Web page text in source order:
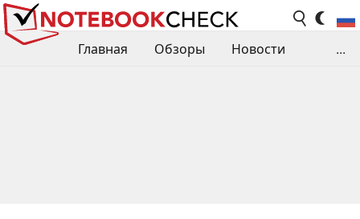
Главная Обзоры
Новости
...